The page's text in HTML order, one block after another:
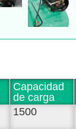
Capacidad
de carga
1500